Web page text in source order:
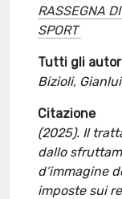
RASSEGNA
SPORT
Tutti gli
Bizioli,
Citazione
(2025). Il
dallo
d’immagine
imposte sui